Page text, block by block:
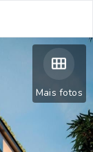
Mais fotos